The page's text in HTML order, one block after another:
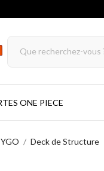
ONE PIECE
Deck de Structure